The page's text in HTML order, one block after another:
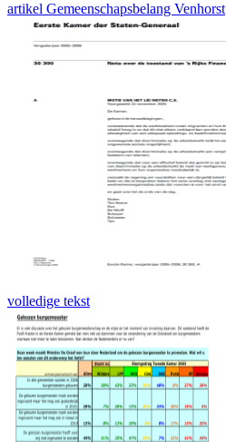
artikel Gemeenschapsbelang Venhorst
volledige tekst